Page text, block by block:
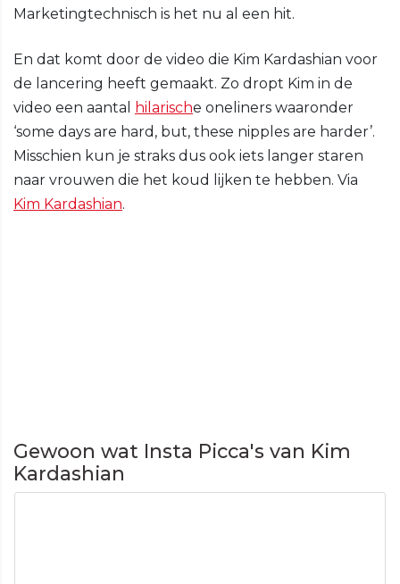
Marketingtechnisch is het nu al een hit.
En dat komt door de video die Kim Kardashian voor
de lancering heeft gemaakt. Zo dropt Kim in de
video een aantal
hilarische oneliners waaronder
‘some days are hard, but, these nipples are harder’.
Misschien kun je straks dus ook iets langer staren
naar vrouwen die het koud lijken te hebben. Via
Kim Kardashian.
Gewoon wat Insta Picca's van Kim
Kardashian